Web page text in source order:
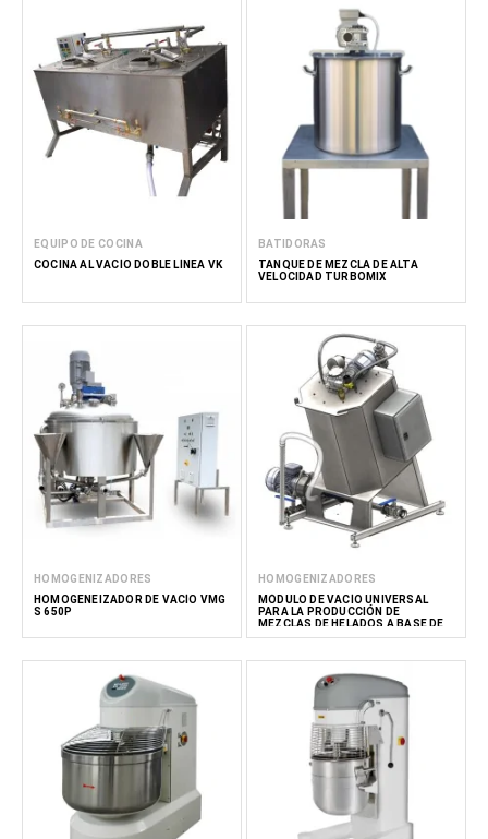
EQUIPO DE COCINA
COCINA AL VACÍO DOBLE LÍNEA VK
BATIDORAS
TANQUE DE MEZCLA DE ALTA
VELOCIDAD TURBOMIX
HOMOGENIZADORES
HOMOGENEIZADOR DE VACÍO VMG
S 650P
HOMOGENIZADORES
MÓDULO DE VACÍO UNIVERSAL
PARA LA PRODUCCIÓN DE
MEZCLAS DE HELADOS A BASE DE
LECHE 100